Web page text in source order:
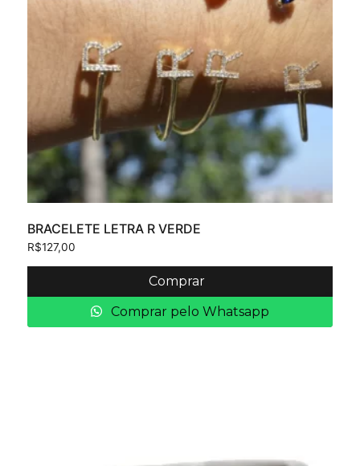
BRACELETE LETRA R VERDE
R$127,00
Comprar
Comprar pelo Whatsapp